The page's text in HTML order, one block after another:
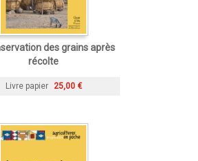
des grains après
récolte
Livre papier 25,00 €